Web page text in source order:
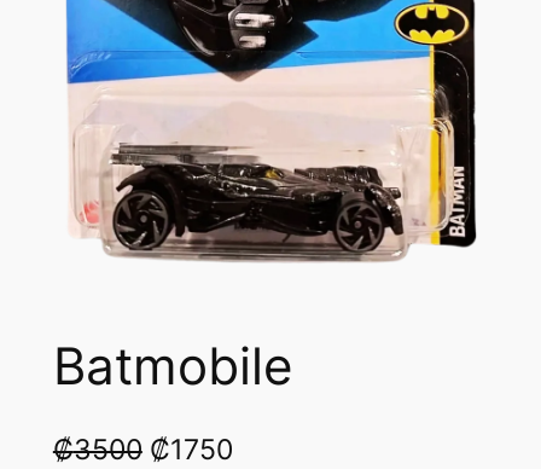
Batmobile
₡3500 O
₡1750C